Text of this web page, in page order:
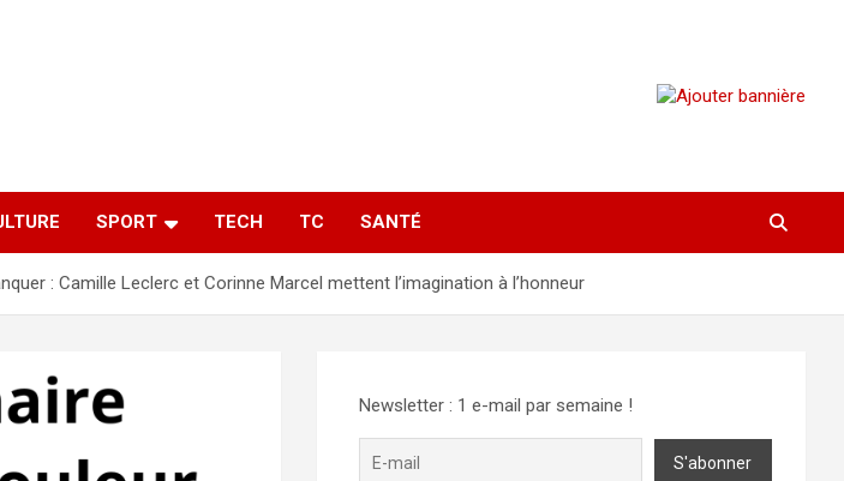
SPORT TECH TC SANTÉ
: Camille Leclerc et Corinne Marcel mettent l’imagination à l’honneur
Newsletter : 1 e-mail par semaine !